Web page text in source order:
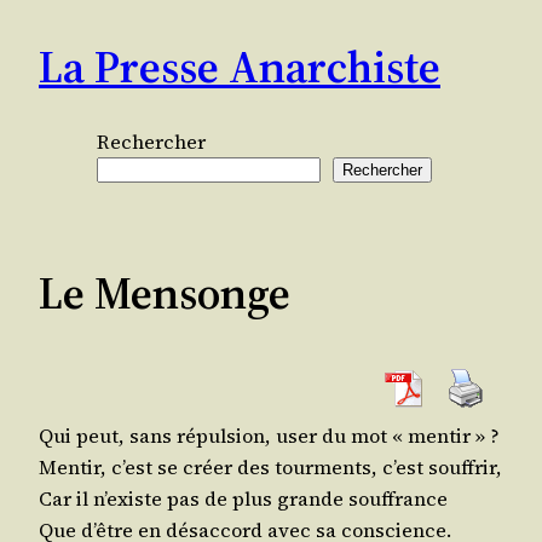
contenu
La Presse Anarchiste
Rechercher
Rechercher
Le Mensonge
Qui peut, sans répul­sion, user du mot « mentir » ?
Men­tir, c’est se créer des tour­ments, c’est souffrir,
Car il n’existe pas de plus grande souffrance
Que d’être en désac­cord avec sa conscience.